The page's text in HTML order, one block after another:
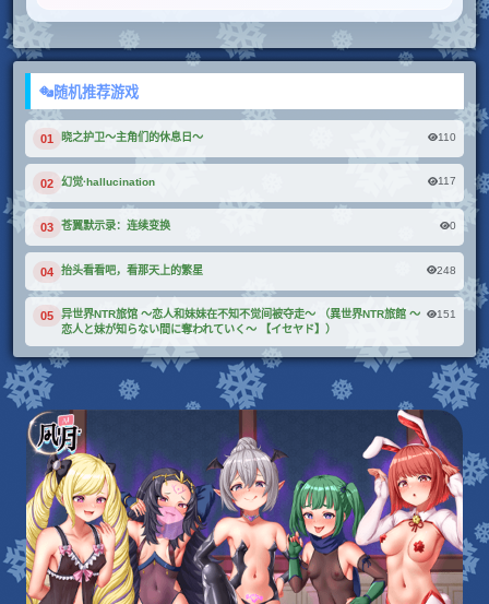
随机推荐游戏
01 晓之护卫～主角们的休息日～ 110
02 幻觉·hallucination 117
03 苍翼默示录：连续变换 0
04 抬头看看吧，看那天上的繁星 248
05
异世界NTR旅馆 ～恋人和妹妹在不知不觉间被夺走～ （異世界NTR旅館 ～
恋人と妹が知らない間に奪われていく～ 【イセヤド】）
151